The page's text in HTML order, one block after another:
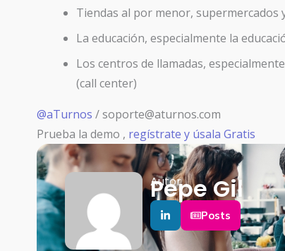
Tiendas al por menor, supermercados
La educación, especialmente la
Los centros de llamadas,
(call center)
@aTurnos / soporte@aturnos.com
Prueba la demo , regístrate y úsala Gratis
Autor
Pepe Gil
Posts